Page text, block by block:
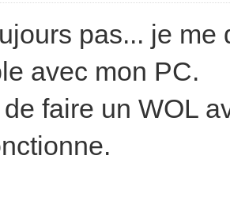
pas... je
avec mon PC.
faire un WOL